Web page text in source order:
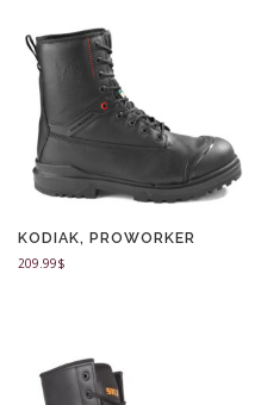
KODIAK, PROWORKER
209.99$